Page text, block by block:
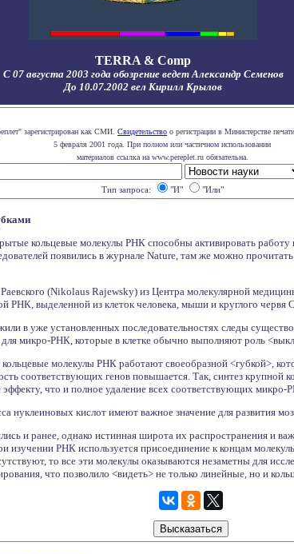
TERRA & Comp
С 07 августа 2003 года обозрение ведет Александр Семенов
До 10.07.2002 вел Кирилл Крылов
зарегистрирован как СМИ. Свидетельство о регистрации в Министерстве
5 февраля 2001 года. При полном или частичном использовании
материалов ссылка на www.pereplet.ru обязательна.
Тип запроса: "И" "Или"
кольцевые молекулы РНК способны активировать
появились в журнале Nature, там же можно
(Nikolaus Rajewsky) из Центра молекулярной
РНК, выделенной из клеток человека, мыши и круглого червя
в уже установленных последовательностях следы
микро-РНК, которые в клетке обычно выполняют роль
молекулы РНК работают своеобразной <губкой>,
соответствующих генов повышается. Так, синтез
что и полное удаление всех соответствующих
нуклеиновых кислот имеют важное значение для развития
и ранее, однако истинная широта их распространения и
изучении РНК используется присоединение к концам
то все эти молекулы оказываются незаметны для
что позволило <видеть> не только линейные, но и